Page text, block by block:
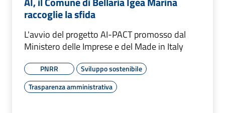
raccoglie la sfida
L'avvio del progetto AI-PACT promosso dal
Ministero delle Imprese e del Made in Italy
PNRR
Sviluppo sostenibile
Trasparenza amministrativa